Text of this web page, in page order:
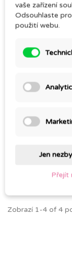
242,00
éterický
Zobrazí 1-4 of 4
vaše zařízení
Odsouhlaste
použití webu.
Jen
Přejít